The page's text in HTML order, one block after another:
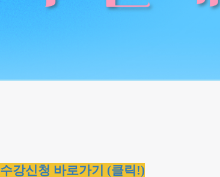
수강신청 바로가기 (클릭!)